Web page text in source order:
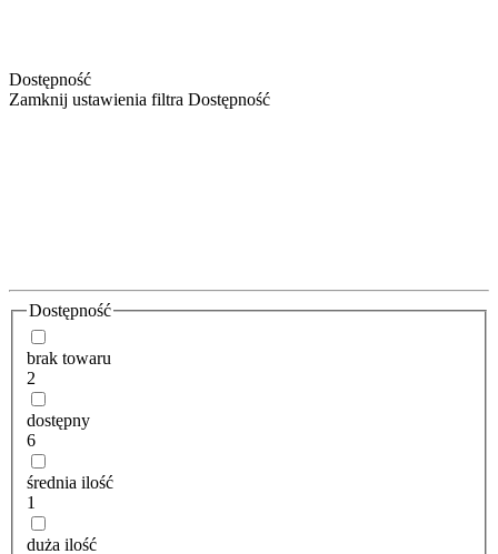
Dostępność
Zamknij ustawienia filtra Dostępność
Dostępność
brak towaru
2
dostępny
6
średnia ilość
1
duża ilość